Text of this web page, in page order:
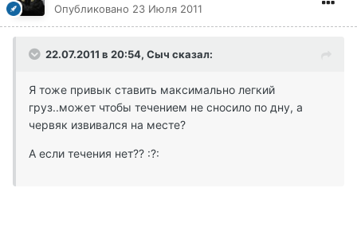
Опубликовано 23 Июля 2011
22.07.2011 в 20:54, Сыч сказал:
Я тоже привык ставить максимально легкий
груз..может чтобы течением не сносило по дну, а
червяк извивался на месте?
А если течения нет?? :?: